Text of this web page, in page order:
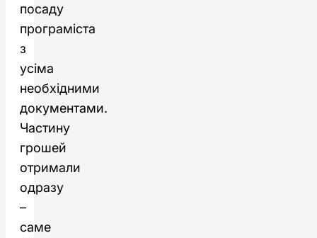
посаду
програміста
з
усіма
необхідними
документами.
Частину
грошей
отримали
одразу
–
саме